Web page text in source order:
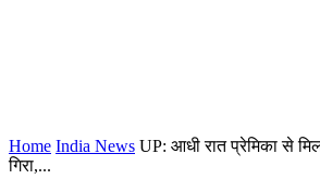
Home India News UP: आधी रात प्रेमिका से
गिरा,...